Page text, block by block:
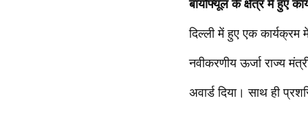
बायोफ्यूल के क्षेत्र मे हुए
दिल्ली में हुए एक कार्यक्रम
नवीकरणीय ऊर्जा राज्य
अवार्ड दिया। साथ ही